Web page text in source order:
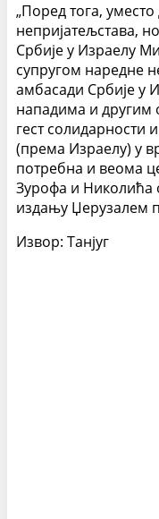
„Поред тога,
непријатељстава,
Србије у Израелу
супругом наредне
амбасади Србије у
нападима и другим
гест солидарности
(према Израелу) у
потребна и веома
Зурофа и
издању Џерузалем
Извор: Танјуг